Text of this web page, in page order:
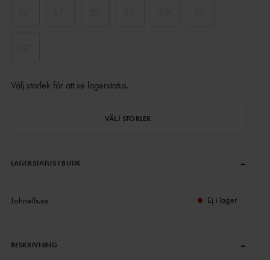
Välj storlek för att se lagerstatus.
VÄLJ STORLEK
LAGERSTATUS I BUTIK –
Johnells.se Ej i lager
BESKRIVNING –